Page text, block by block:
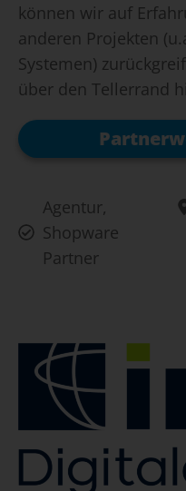
können wir auf
anderen Projekten
Systemen)
über den Tellerrand
Agentur,
Shopware
Partner